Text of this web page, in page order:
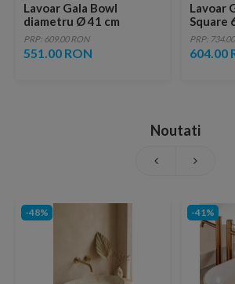
Lavoar Gala Bowl
diametru Ø 41 cm
PRP: 609.00 RON
551.00 RON
Lavoar
Square
PRP:
604.00
Noutati
-48% -41%